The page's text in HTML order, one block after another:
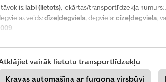
labi (lietots), iekārtas/transportlīdzekļa numurs:
veids:dīzeļdegviela, degviela:dīzeļdegviela,
,
vairāk lietotu transportlīdzekļu
Kravas automašīna ar furgona virsbūvi